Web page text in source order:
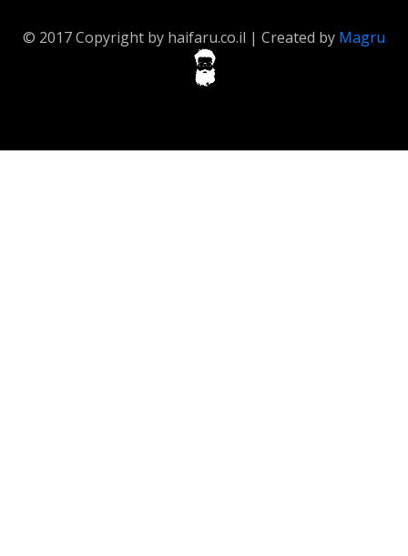
© 2017 Copyright by haifaru.co.il | Created by Magru